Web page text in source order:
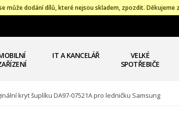
může dodání dílů, které nejsou skladem, zpozdit. Děkujeme
IT A KANCELÁŘ
VELKÉ
SPOTŘEBIČE
kryt šuplíku DA97-07521A pro ledničku Samsung